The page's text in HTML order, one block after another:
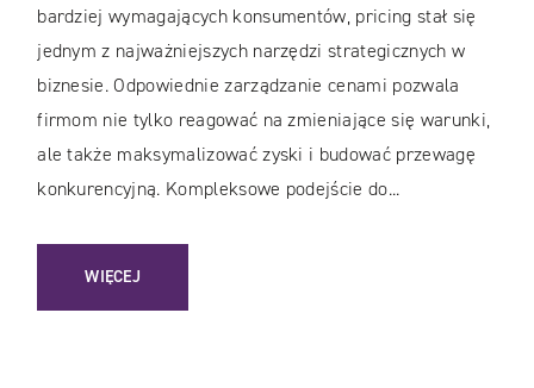
bardziej wymagających konsumentów, pricing stał się
jednym z najważniejszych narzędzi strategicznych w
biznesie. Odpowiednie zarządzanie cenami pozwala
firmom nie tylko reagować na zmieniające się warunki,
ale także maksymalizować zyski i budować przewagę
konkurencyjną. Kompleksowe podejście do...
WIĘCEJ
: PRICING OMNICHANNEL 360° / KOMPLEKSOWE